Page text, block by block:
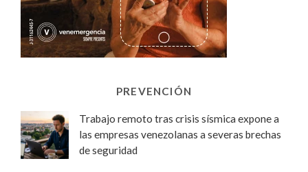
PREVENCIÓN
Trabajo remoto tras crisis sísmica expone a
las empresas venezolanas a severas brechas
de seguridad